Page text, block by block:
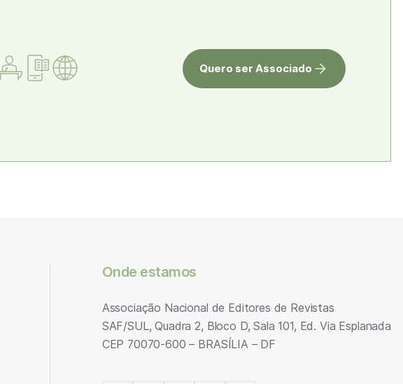
Quero ser Associado
Onde estamos
Associação Nacional de Editores de Revistas
SAF/SUL, Quadra 2, Bloco D, Sala 101, Ed. Via Esplanada
CEP 70070-600 – BRASÍLIA – DF